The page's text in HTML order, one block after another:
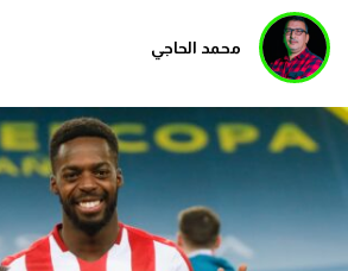
محمد الحاجي